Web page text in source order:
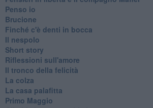
Penso io
Brucione
Finché c'è denti in bocca
Il nespolo
Short story
Riflessioni sull'amore
Il tronco della felicità
La colza
La casa palafitta
Primo Maggio